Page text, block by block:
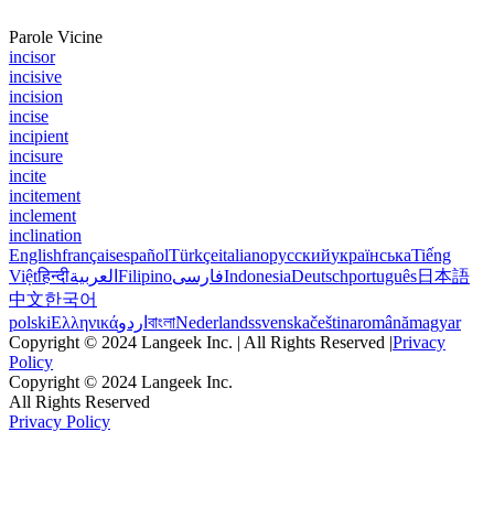
Parole Vicine
incisor
incisive
incision
incise
incipient
incisure
incite
incitement
inclement
inclination
EnglishfrançaisespañolTürkçeitalianoрусскийукраїнськаTiếng
Việtहिन्दीالعربية FilipinoفارسیIndonesiaDeutschportuguês日本語
中文한국어
polskiΕλληνικάاردو বাংলাNederlandssvenskačeštinaromânămagyar
Copyright © 2024 Langeek Inc. | All Rights Reserved |Privacy
Policy
Copyright © 2024 Langeek Inc.
All Rights Reserved
Privacy Policy